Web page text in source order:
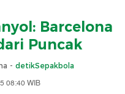
Barcelona
Puncak
- detikSepakbola
08:40 WIB